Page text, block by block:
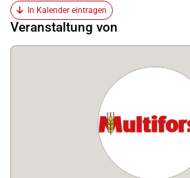
In Kalender eintragen
Veranstaltung von